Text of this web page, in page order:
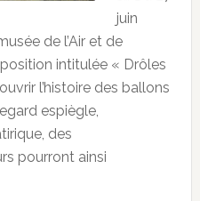
juin
de l’Air et de
intitulée « Drôles
l’histoire des ballons
espiègle,
des
pourront ainsi